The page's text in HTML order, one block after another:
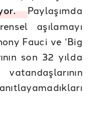
Paylaşımda
aşılamayı
Fauci ve ‘Big
son 32 yılda